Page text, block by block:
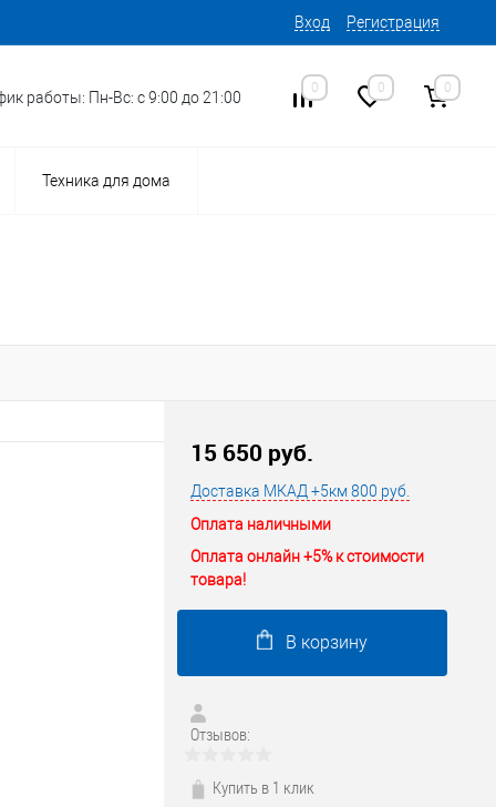
Вход Регистрация
работы: Пн-Вс: с 9:00 до 21:00
0 0 0
Техника для дома
15 650 руб.
Доставка МКАД +5км 800 руб.
Оплата наличными
Оплата онлайн +5% к стоимости
товара!
В корзину
Отзывов:
Купить в 1 клик